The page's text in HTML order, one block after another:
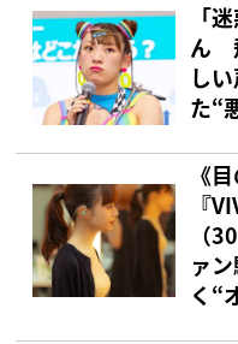
「
ん
し
た“
《
『
（
ァ
く“